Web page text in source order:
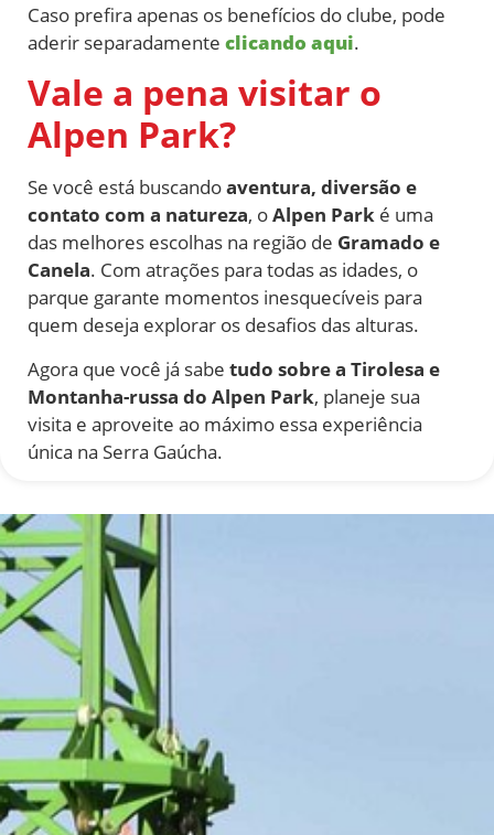
Caso prefira apenas os benefícios do clube, pode
aderir separadamente clicando aqui.
Vale a pena visitar o
Alpen Park?
Se você está buscandoaventura, diversão e
contato com a natureza, oAlpen Park é uma
das melhores escolhas na região de Gramado e
Canela. Com atrações para todas as idades, o
parque garante momentos inesquecíveis para
quem deseja explorar os desafios das alturas.
Agora que você já sabe tudo sobre a Tirolesa e
Montanha-russa do Alpen Park, planeje sua
visita e aproveite ao máximo essa experiência
única na Serra Gaúcha.